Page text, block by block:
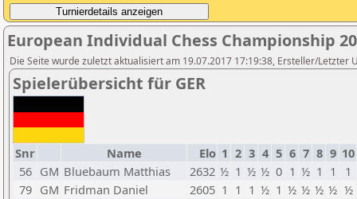
European Individual Chess Championship
Die Seite wurde zuletzt aktualisiert am 19.07.2017 17:19:38, Ersteller/Letzter
Spielerübersicht für GER
Snr Name Elo 1 2 3 4 5 6 7 8 9 10
56 GM Bluebaum Matthias 2632 ½ 1 ½ ½ 0 1 ½ 1 1
1
79 GM Fridman Daniel 2605 1 1 1 ½ 1 ½ ½ ½ ½ ½